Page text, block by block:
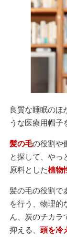
良質な睡眠のほ
うな医療用帽子
髪の毛の役割や
と探して、やっ
原料とした植物
髪の毛の役割で
を行う、物理的
ん、炭のチカラ
抑える、 頭を冷